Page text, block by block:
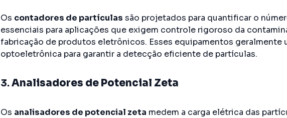
Os contadores de partículas são projetados para quantificar o
essenciais para aplicações que exigem controle rigoroso da
fabricação de produtos eletrônicos. Esses equipamentos
optoeletrônica para garantir a detecção eficiente de partículas.
3.Analisadores de Potencial Zeta
Os analisadores de potencial zeta medem a carga elétrica das